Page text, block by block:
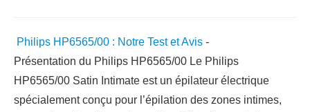
Philips HP6565/00 : Notre Test et Avis -
Présentation du Philips HP6565/00 Le Philips
HP6565/00 Satin Intimate est un épilateur électrique
spécialement conçu pour l’épilation des zones intimes,